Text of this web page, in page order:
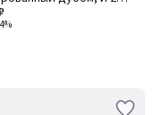
/ ДЖЕН